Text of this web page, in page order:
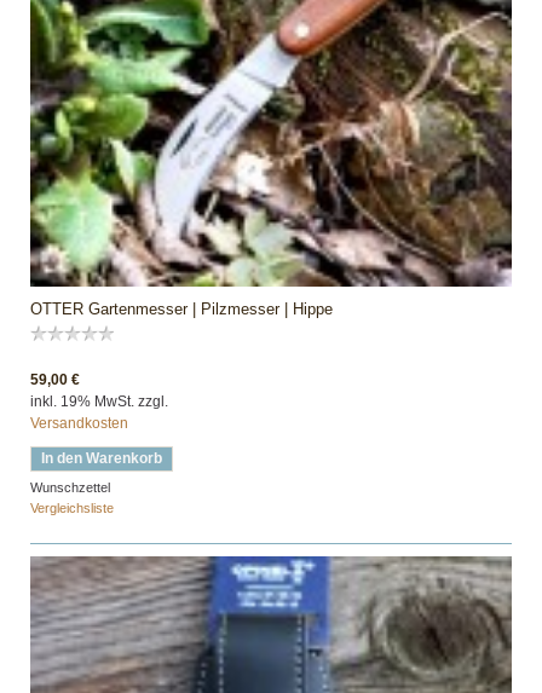
OTTER Gartenmesser | Pilzmesser | Hippe
59,00 €
inkl. 19% MwSt. zzgl.
Versandkosten
In den Warenkorb
Wunschzettel
Vergleichsliste